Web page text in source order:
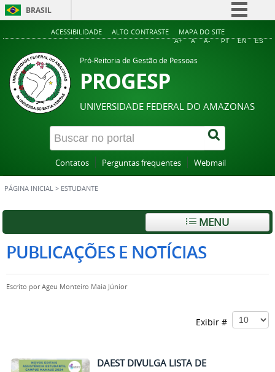
BRASIL
Simplifique!
Acesso à informação
Legislação
Canais
ACESSIBILIDADE ALTO CONTRASTE MAPA DO SITE
A+ A A- PT EN ES
Pró-Reitoria de Gestão de Pessoas
PROGESP
UNIVERSIDADE FEDERAL DO AMAZONAS
Contatos Perguntas frequentes Webmail
PÁGINA INICIAL > ESTUDANTE
MENU
PUBLICAÇÕES E NOTÍCIAS
Escrito porAgeu Monteiro Maia Júnior
Exibir #
DAEST DIVULGA LISTA DE